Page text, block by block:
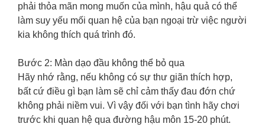
phải thỏa mãn mong muốn của mình, hậu quả có thể
làm suy yếu mối quan hệ của bạn ngoại trừ việc người
kia không thích quá trình đó.
Bước 2: Màn dạo đầu không thể bỏ qua
Hãy nhớ rằng, nếu không có sự thư giãn thích hợp,
bất cứ điều gì bạn làm sẽ chỉ cảm thấy đau đớn chứ
không phải niềm vui. Vì vậy đối với bạn tình hãy chơi
trước khi quan hệ qua đường hậu môn 15-20 phút.